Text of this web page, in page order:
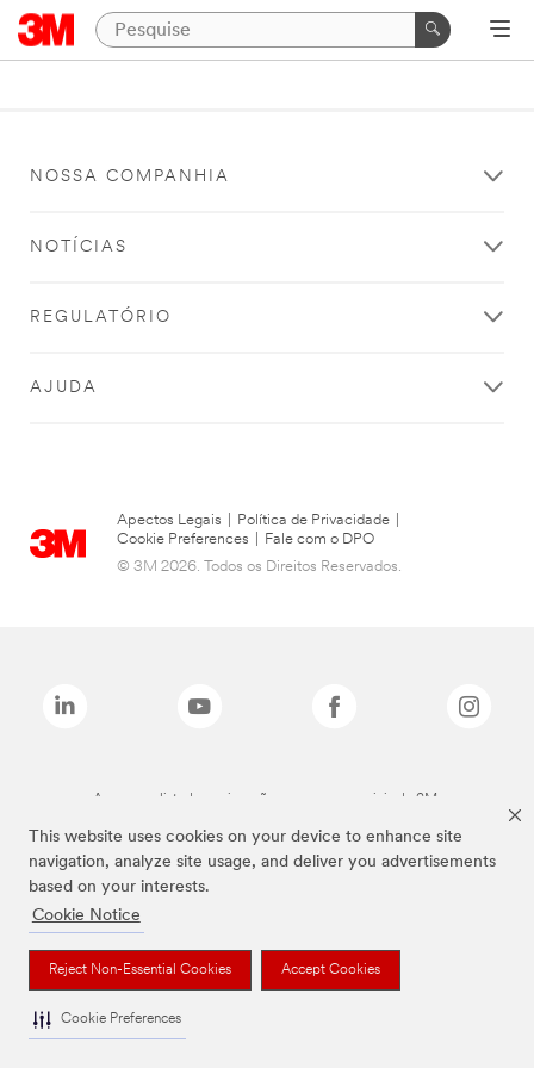
This website uses cookies on your device to enhance site
navigation, analyze site usage, and deliver you advertisements
based on your interests.
Cookie Notice
Reject Non-Essential Cookies Accept Cookies
Cookie Preferences
NOSSA COMPANHIA
NOTÍCIAS
REGULATÓRIO
AJUDA
Apectos Legais Política de Privacidade
Cookie Preferences
Fale com o DPO
© 3M 2026. Todos os Direitos Reservados.
As marcas listadas a cima são marcas comerciais da 3M.